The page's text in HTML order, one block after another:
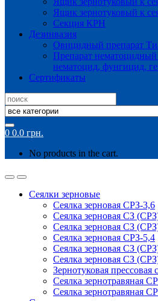
Ящик зернотуковый к
Секция КРН
Дезинвазия
Овицидный препарат
Препарат нематоцидный
нематоцид, фунгицид,
Сертификаты
Search
for:
0 0.0 грн.
No products in the cart.
Сеялки зерновые
Сеялка зерновая СРЗ-3,6
Сеялка зерновая СЗ
Сеялка зерновая СЗ
Сеялка зерновая СРЗ-5,4
Сеялка зерновая СЗ
Сеялка зерновая СЗ
Зернотуковая
Сеялка зернотравяная
Сеялка зернотравяная